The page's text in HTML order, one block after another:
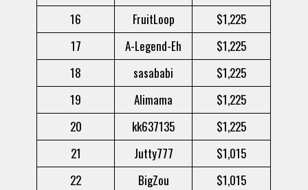
16
FruitLoop
$1,225
17
A-Legend-Eh
$1,225
18
sasababi
$1,225
19
Alimama
$1,225
20
kk637135
$1,225
21
Jutty777
$1,015
22
BigZou
$1,015